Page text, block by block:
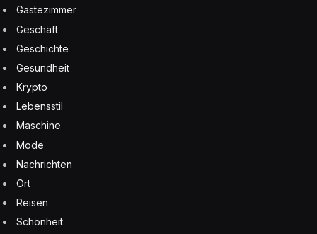
Gästezimmer
Geschäft
Geschichte
Gesundheit
Krypto
Lebensstil
Maschine
Mode
Nachrichten
Ort
Reisen
Schönheit